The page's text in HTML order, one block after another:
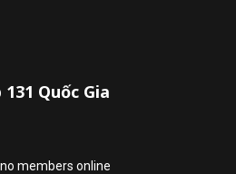
Quốc Gia
members online